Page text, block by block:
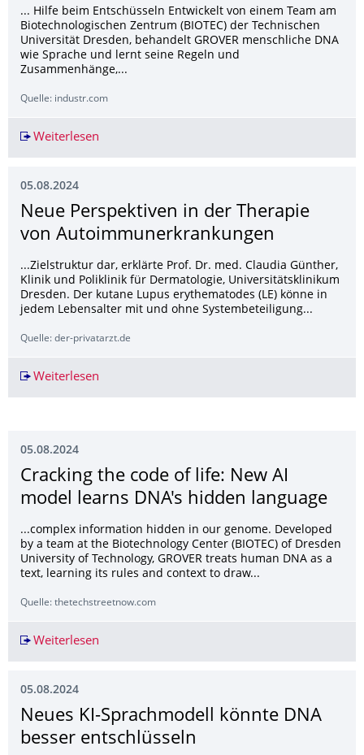
... Hilfe beim Entschüsseln Entwickelt von einem Team am
Biotechnologischen Zentrum (BIOTEC) der Technischen
Universität Dresden, behandelt GROVER menschliche DNA
wie Sprache und lernt seine Regeln und
Zusammenhänge,...
Quelle: industr.com
Weiterlesen
05.08.2024
Neue Perspektiven in der Therapie
von Autoimmunerkran­kungen
...Zielstruktur dar, erklärte Prof. Dr. med. Claudia Günther,
Klinik und Poliklinik für Dermatologie, Universitätsklinikum
Dresden. Der kutane Lupus erythematodes (LE) könne in
jedem Lebensalter mit und ohne Systembeteiligung...
Quelle: der-privatarzt.de
Weiterlesen
05.08.2024
Cracking the code of life: New AI
model learns DNA's hidden language
...complex information hidden in our genome. Developed
by a team at the Biotechnology Center (BIOTEC) of Dresden
University of Technology, GROVER treats human DNA as a
text, learning its rules and context to draw...
Quelle: thetechstreetnow.com
Weiterlesen
05.08.2024
Neues KI-Sprachmodell könnte DNA
besser entschlüsseln